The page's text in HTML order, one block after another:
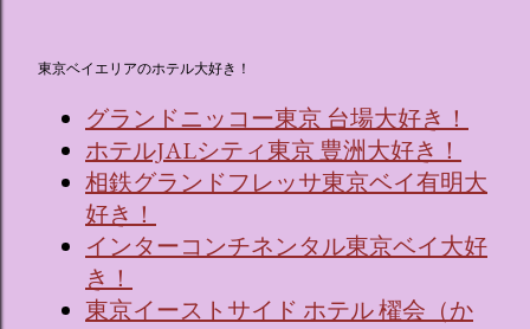
東京ベイエリアのホテル大好き！
グランドニッコー東京 台場大好き！
ホテルJALシティ東京 豊洲大好き！
相鉄グランドフレッサ東京ベイ有明大
好き！
インターコンチネンタル東京ベイ大好
き！
東京イーストサイド ホテル 櫂会（か